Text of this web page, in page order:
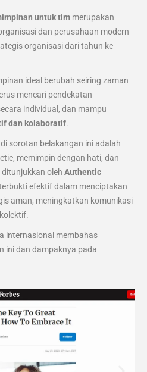
untuk tim merupakan
dan perusahaan modern
organisasi dari tahun ke
ideal berubah seiring zaman
mencari pendekatan
individual, dan mampu
dan kolaboratif.
sorotan belakangan ini adalah
memimpin dengan hati, dan
oleh Authentic
efektif dalam menciptakan
aman, meningkatkan komunikasi
internasional membahas
ini dan dampaknya pada